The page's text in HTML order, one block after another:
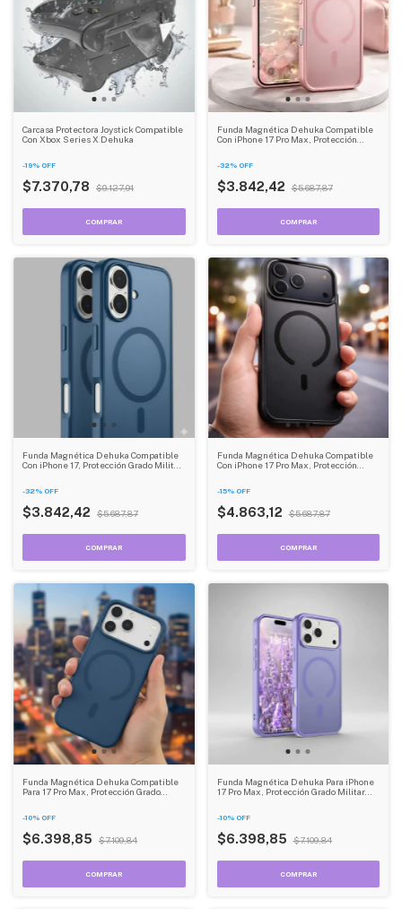
Carcasa Protectora Joystick Compatible
Con Xbox Series X Dehuka
-19% OFF
$7.370,78 $9.127,91
Funda Magnética Dehuka Compatible
Con iPhone 17 Pro Max, Protección
-32% OFF
$3.842,42 $5.687,87
Funda Magnética Dehuka Compatible
Con iPhone 17, Protección Grado Militar
-32% OFF
$3.842,42 $5.687,87
Funda Magnética Dehuka Compatible
Con iPhone 17 Pro Max, Protección
-15% OFF
$4.863,12 $5.687,87
Funda Magnética Dehuka Compatible
Para 17 Pro Max, Protección Grado
-10% OFF
$6.398,85 $7.109,84
Funda Magnética Dehuka Para iPhone
17 Pro Max, Protección Grado Militar
-10% OFF
$6.398,85 $7.109,84